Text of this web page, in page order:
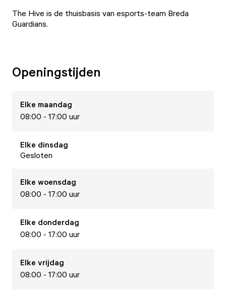
The Hive is de thuisbasis van esports-team Breda
Guardians.
Openingstijden
Elke maandag
08:00 - 17:00 uur
Elke dinsdag
Gesloten
Elke woensdag
08:00 - 17:00 uur
Elke donderdag
08:00 - 17:00 uur
Elke vrijdag
08:00 - 17:00 uur